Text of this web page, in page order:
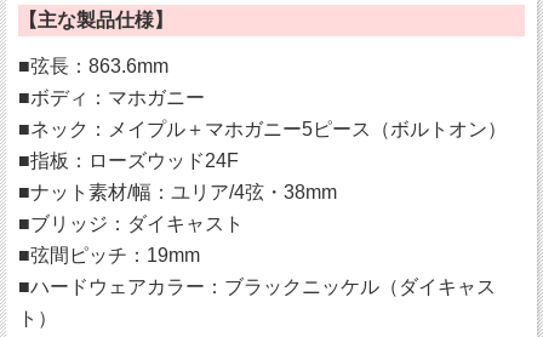
【主な製品仕様】
■弦長：863.6mm
■ボディ：マホガニー
■ネック：メイプル＋マホガニー5ピース（ボルトオン）
■指板：ローズウッド24F
■ナット素材/幅：ユリア/4弦・38mm
■ブリッジ：ダイキャスト
■弦間ピッチ：19mm
■ハードウェアカラー：ブラックニッケル（ダイキャス
ト）